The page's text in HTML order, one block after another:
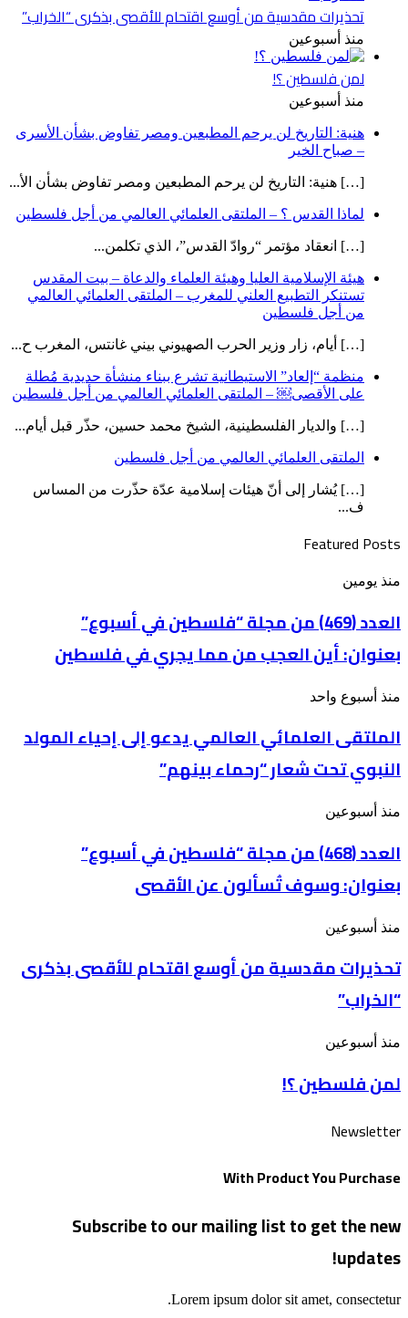
تحذيرات مقدسية من أوسع اقتحام للأقصى بذكرى “الخراب”
منذ أسبوعين
لمن فلسطين ؟!
منذ أسبوعين
هنية: التاريخ لن يرحم المطبعين ومصر تفاوض بشأن الأسرى
– صباح الخير
[…] هنية: التاريخ لن يرحم المطبعين ومصر تفاوض بشأن الأ...
لماذا القدس ؟ – الملتقى العلمائي العالمي من أجل فلسطين
[…] انعقاد مؤتمر “روادّ القدس”، الذي تكلمن...
هيئة الإسلامية العليا وهيئة العلماء والدعاة – بيت المقدس
تستنكر التطبيع العلني للمغرب – الملتقى العلمائي العالمي
من أجل فلسطين
[…] أيام، زار وزير الحرب الصهيوني بيني غانتس، المغرب ح...
منظمة “إلعاد” الاستيطانية تشرع ببناء منشأة حديدية مُطلة
على الأقصى￼ – الملتقى العلمائي العالمي من أجل فلسطين
[…] والديار الفلسطينية، الشيخ محمد حسين، حذّر قبل أيام...
الملتقى العلمائي العالمي من أجل فلسطين
[…] يُشار إلى أنّ هيئات إسلامية عدّة حذّرت من المساس
ف...
Featured Posts
العدد
من
مجلة
“فلسطين
في
بعنوان: أين
من
يجري
فلسطين
منذ يومين
العدد (469) من مجلة “فلسطين في أسبوع”
بعنوان: أين العجب من مما يجري في فلسطين
الملتقى
العالمي
يدعو
إلى
إحياء
المولد
النبوي
شعار
بينهم”
منذ أسبوع واحد
الملتقى العلمائي العالمي يدعو إلى إحياء المولد
النبوي تحت شعار “رحماء بينهم”
العدد
من
مجلة
“فلسطين
في
بعنوان: وسوف
عن
الأقصى
منذ أسبوعين
العدد (468) من مجلة “فلسطين في أسبوع”
بعنوان: وسوف تُسألون عن الأقصى
تحذيرات
من
أوسع
اقتحام
للأقصى
بذكرى
“الخراب”
منذ أسبوعين
تحذيرات مقدسية من أوسع اقتحام للأقصى بذكرى
“الخراب”
لمن
؟!
منذ أسبوعين
لمن فلسطين ؟!
Newsletter
With Product You Purchase
Subscribe to our mailing list to get the new
updates!
Lorem ipsum dolor sit amet, consectetur.